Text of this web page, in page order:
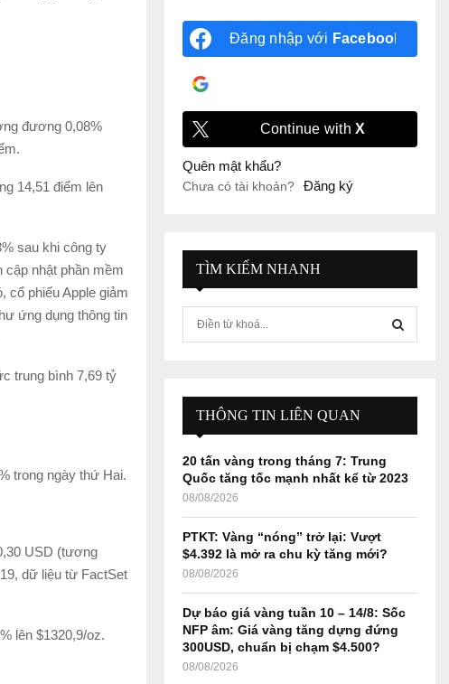
đương 0,08%
14,51 điểm lên
sau khi công ty
cập nhật phần mềm
cổ phiếu Apple giảm
ứng dụng thông tin
trung bình 7,69 tỷ
trong ngày thứ Hai.
USD (tương
dữ liệu từ FactSet
lên $1320,9/oz.
Đăng nhập với Facebook
Continue withX
Quên mật khẩu?
Chưa có tài khoản? Đăng ký
TÌM KIẾM NHANH
r
:
E
A
THÔNG TIN LIÊN QUAN
20 tấn vàng trong tháng 7: Trung
Quốc tăng tốc mạnh nhất kể từ 2023
08/08/2026
PTKT: Vàng “nóng” trở lại: Vượt
$4.392 là mở ra chu kỳ tăng mới?
08/08/2026
Dự báo giá vàng tuần 10 – 14/8: Sốc
NFP âm: Giá vàng tăng dựng đứng
300USD, chuẩn bị chạm $4.500?
08/08/2026